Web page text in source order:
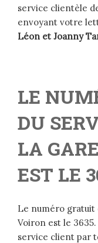
service clientèle
envoyant votre
Léon et Joanny
LE
DU
LA
EST LE
Le numéro gratuit
Voiron est le
service client par